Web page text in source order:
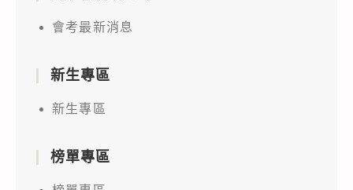
會考最新消息
新生專區
新生專區
榜單專區